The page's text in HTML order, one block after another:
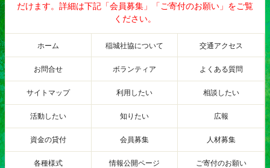
だけます。詳細は下記「会員募集」「ご寄付のお願い」をご覧
ください。
ホーム 稲城社協について 交通アクセス
お問合せ ボランティア よくある質問
サイトマップ 利用したい 相談したい
活動したい 知りたい 広報
資金の貸付 会員募集 人材募集
各種様式 情報公開ページ ご寄付のお願い